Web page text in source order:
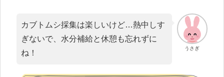
うさぎ
カブトムシ採集は楽しいけど…熱中しす
ぎないで、水分補給と休憩も忘れずに
ね！